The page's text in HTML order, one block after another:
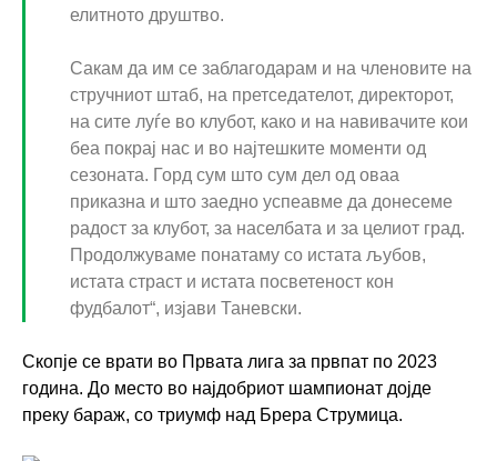
елитното друштво.
Сакам да им се заблагодарам и на членовите на
стручниот штаб, на претседателот, директорот,
на сите луѓе во клубот, како и на навивачите кои
беа покрај нас и во најтешките моменти од
сезоната. Горд сум што сум дел од оваа
приказна и што заедно успеавме да донесеме
радост за клубот, за населбата и за целиот град.
Продолжуваме понатаму со истата љубов,
истата страст и истата посветеност кон
фудбалот“, изјави Таневски.
Скопје се врати во Првата лига за првпат по 2023
година. До место во најдобриот шампионат дојде
преку бараж, со триумф над Брера Струмица.